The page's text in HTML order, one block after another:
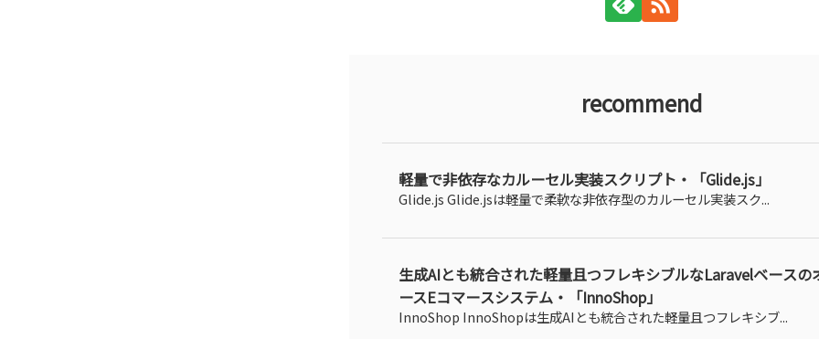
recommend
軽量で非依存なカルーセル実装スクリプト・「Glide.js」
Glide.js Glide.jsは軽量で柔軟な非依存型のカルーセル実装スク...
生成AIとも統合された軽量且つフレキシブルなLaravelベースの
ースEコマースシステム・「InnoShop」
InnoShop InnoShopは生成AIとも統合された軽量且つフレキシブ...